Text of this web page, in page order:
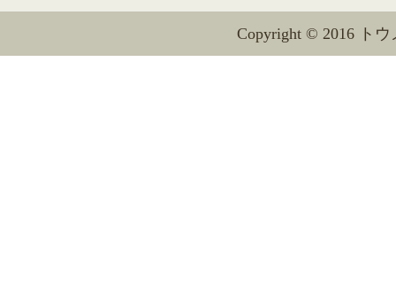
Copyright © 2016 ト